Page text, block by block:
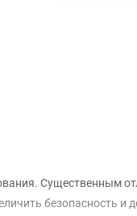
Существенным
безопасность и